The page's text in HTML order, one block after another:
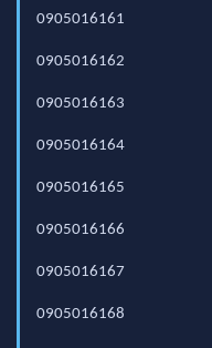
0905016161
0905016162
0905016163
0905016164
0905016165
0905016166
0905016167
0905016168